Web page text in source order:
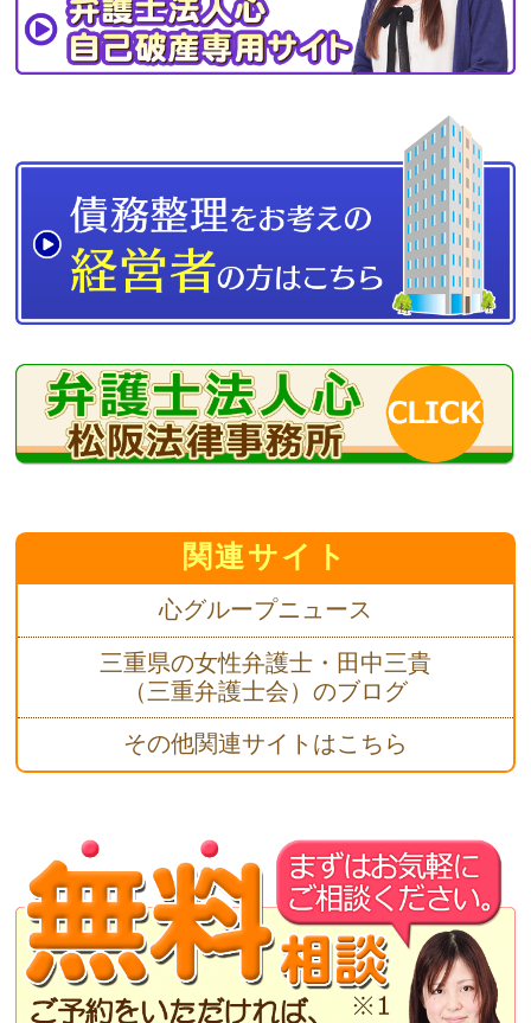
関連サイト
心グループニュース
三重県の女性弁護士・田中三貴
（三重弁護士会）のブログ
その他関連サイトはこちら